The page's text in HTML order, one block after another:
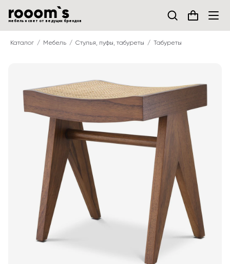
мебель и свет от ведущих брендов
Каталог Мебель Стулья, пуфы, табуреты Табуреты